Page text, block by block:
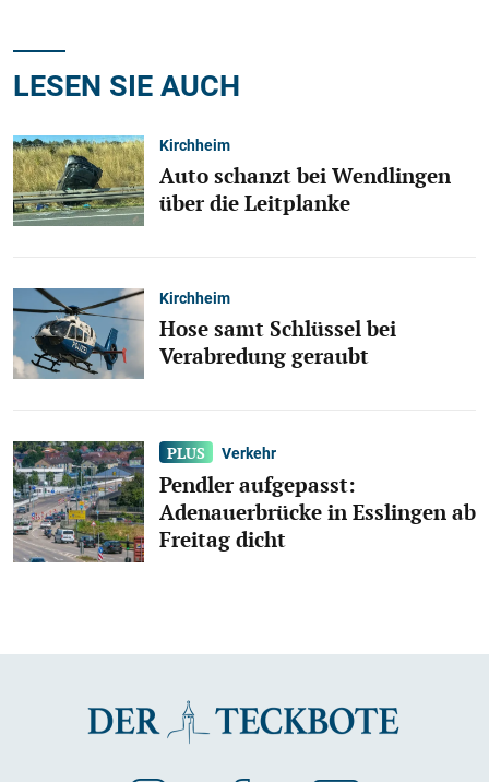
LESEN SIE AUCH
Kirchheim
Auto schanzt bei Wendlingen
über die Leitplanke
Kirchheim
Hose samt Schlüssel bei
Verabredung geraubt
Verkehr
Pendler aufgepasst:
Adenauerbrücke in Esslingen ab
Freitag dicht